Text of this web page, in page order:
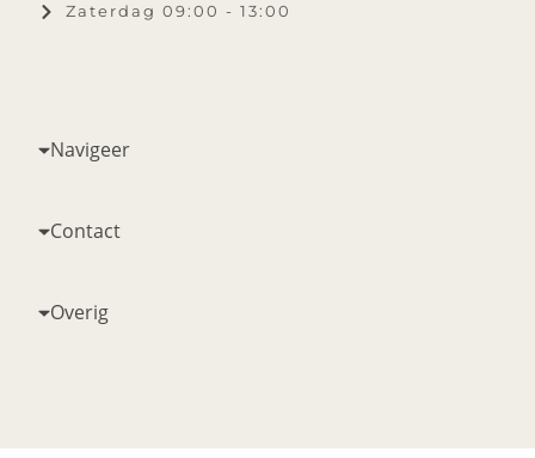
Zaterdag 09:00 - 13:00
Navigeer
Contact
Overig